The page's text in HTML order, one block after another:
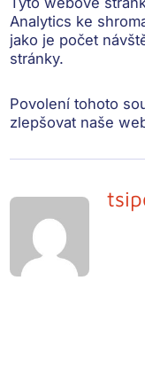
KONTAKT
Analytics ke
jako je počet
stránky.
Povolení tohoto
zlepšovat naše